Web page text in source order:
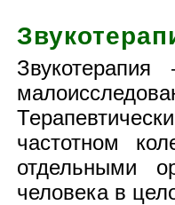
частотном
отдельными
человека в